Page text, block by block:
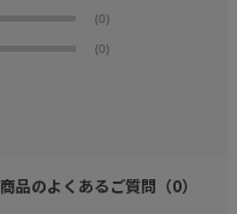
(0)
(0)
商品のよくあるご質問 （0）